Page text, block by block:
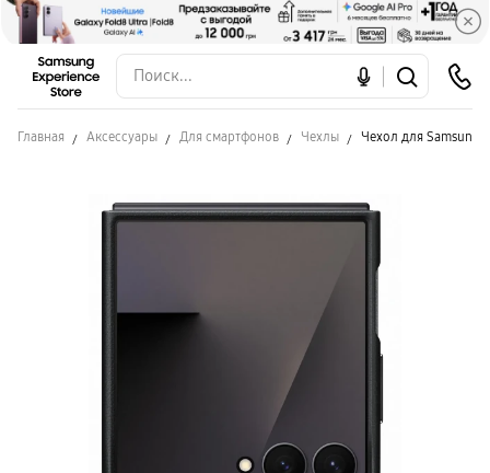
Главная Аксессуары Для смартфонов Чехлы Чехол для Samsung